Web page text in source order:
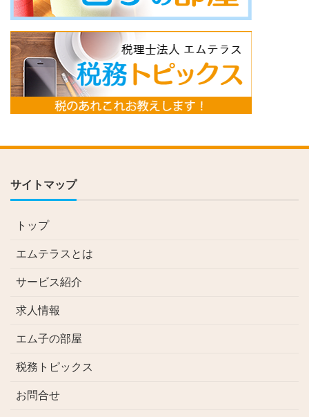
サイトマップ
トップ
エムテラスとは
サービス紹介
求人情報
エム子の部屋
税務トピックス
お問合せ